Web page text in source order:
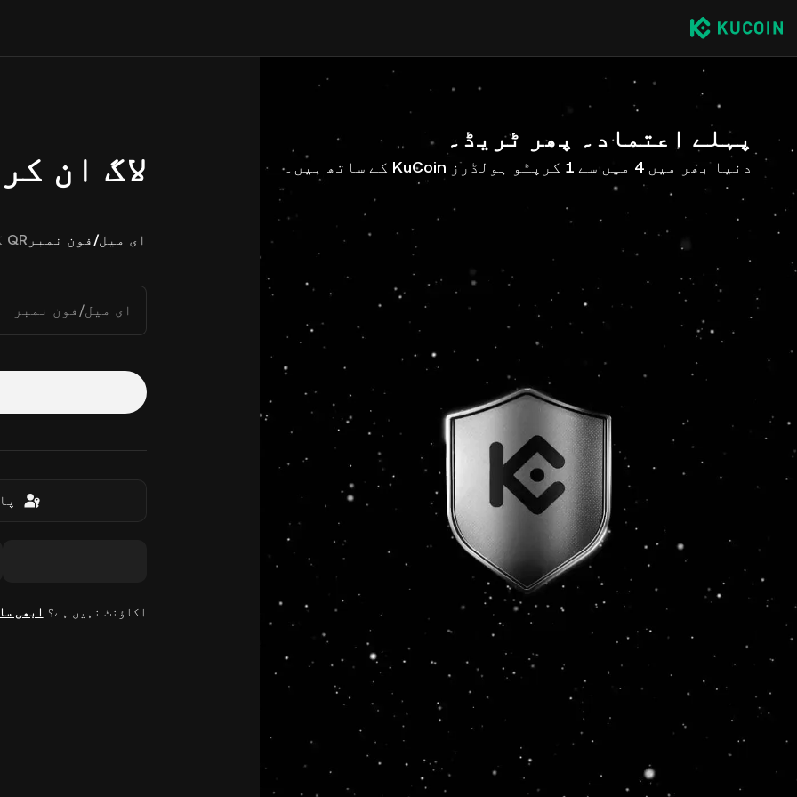
پہلے اعتماد۔ پھر ٹریڈ۔
دنیا بھر میں 4 میں سے 1 کرپٹو ہولڈرز KuCoin کے ساتھ ہیں۔ لاگ ان
ای میل/فون نمبر QR کوڈ
ای میل/فون نمبر
اکاؤنٹ نہیں ہے؟ ابھی